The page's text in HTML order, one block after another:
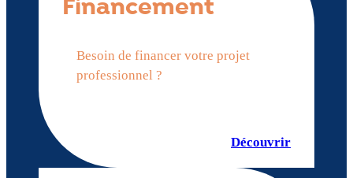
Financement
Besoin de financer votre projet
professionnel ?
Découvrir